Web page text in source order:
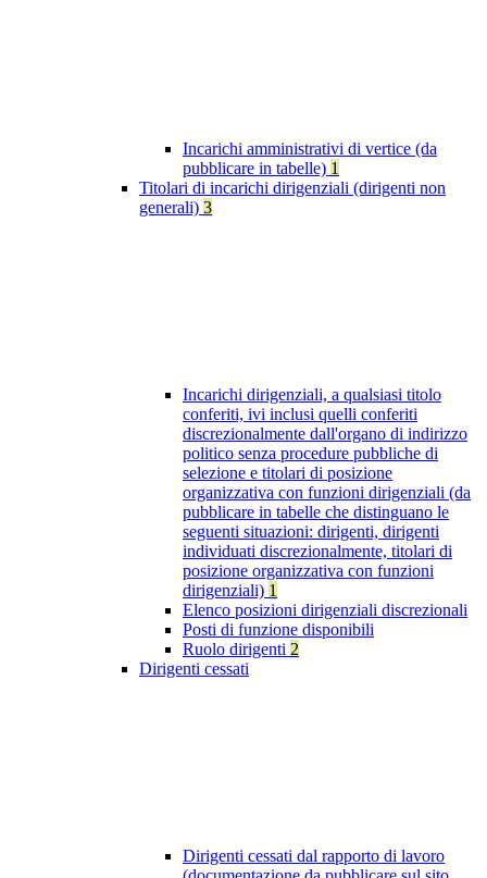
Incarichi amministrativi di vertice (da
pubblicare in tabelle) 1
Titolari di incarichi dirigenziali (dirigenti non
generali) 3
Incarichi dirigenziali, a qualsiasi titolo
conferiti, ivi inclusi quelli conferiti
discrezionalmente dall'organo di indirizzo
politico senza procedure pubbliche di
selezione e titolari di posizione
organizzativa con funzioni dirigenziali (da
pubblicare in tabelle che distinguano le
seguenti situazioni: dirigenti, dirigenti
individuati discrezionalmente, titolari di
posizione organizzativa con funzioni
dirigenziali) 1
Elenco posizioni dirigenziali discrezionali
Posti di funzione disponibili
Ruolo dirigenti 2
Dirigenti cessati
Dirigenti cessati dal rapporto di lavoro